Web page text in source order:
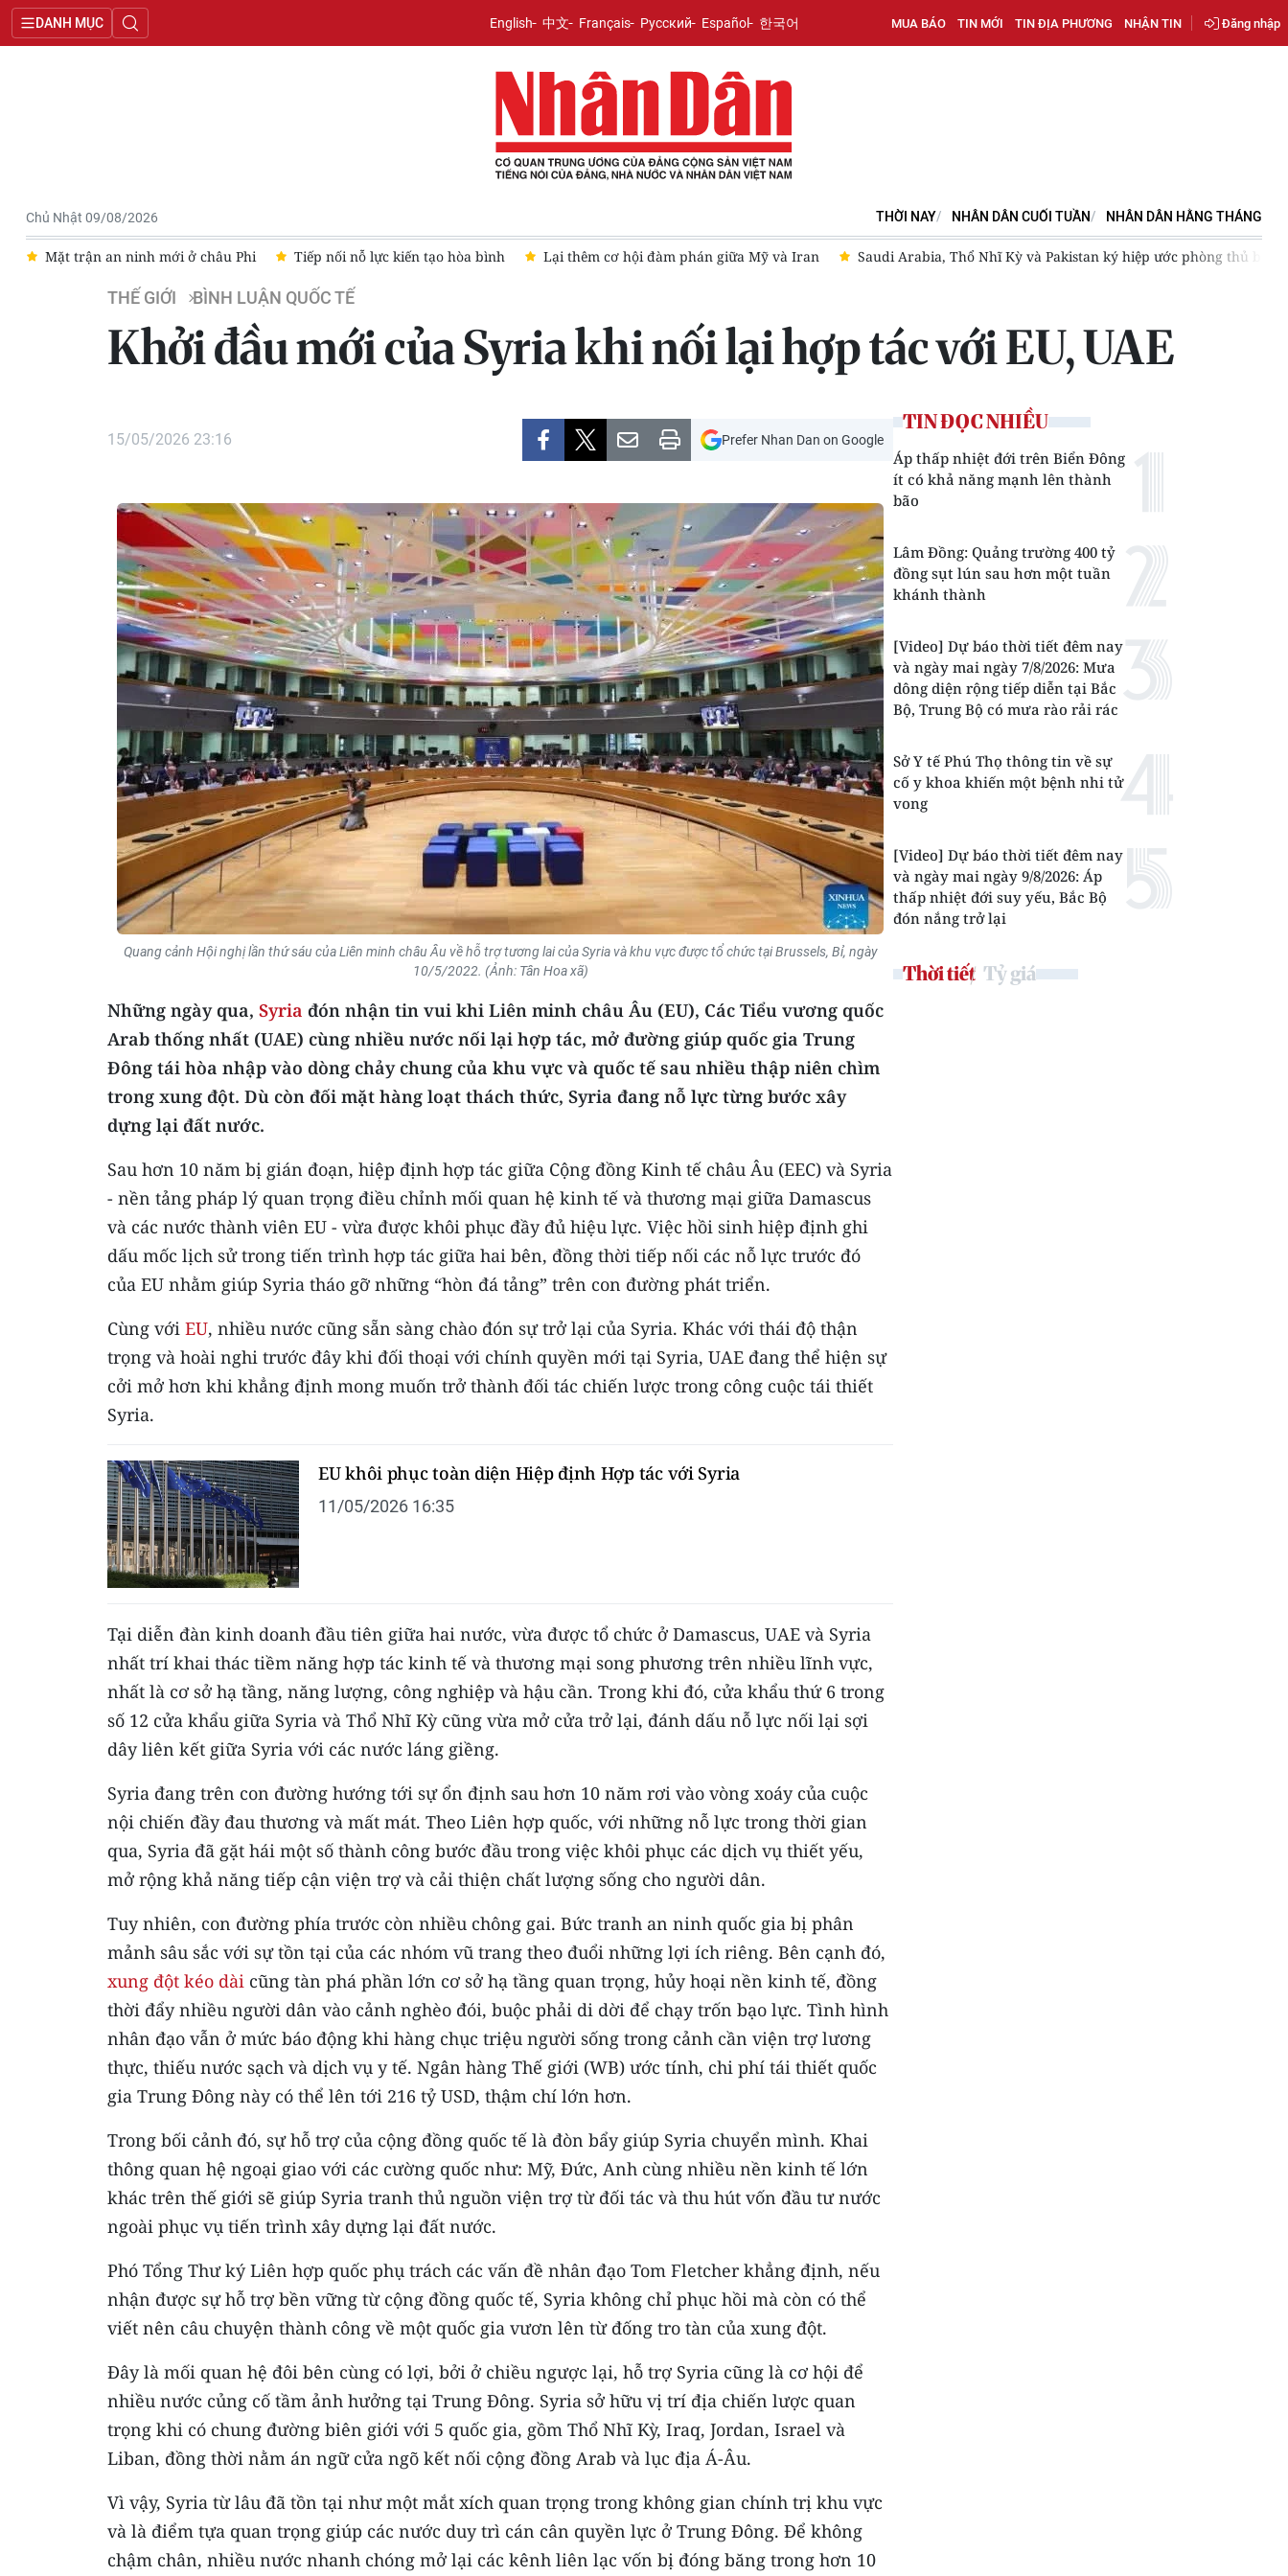
DANH MỤC English 中文 Français Русский Español 한국어 MUA BÁO TIN MỚI TIN ĐỊA PHƯƠNG NHẬN TIN Đăng nhập
Chủ Nhật 09/08/2026 THỜI NAY NHÂN DÂN CUỐI TUẦN NHÂN DÂN HẰNG THÁNG
Mặt trận an ninh mới ở châu Phi Tiếp nối nỗ lực kiến tạo hòa bình Lại thêm cơ hội đàm phán giữa Mỹ và Iran Saudi Arabia, Thổ Nhĩ Kỳ và Pakistan ký hiệp ước phòng thủ ba bên -
THẾ GIỚI BÌNH LUẬN QUỐC TẾ
Khởi đầu mới của Syria khi nối lại hợp tác với EU, UAE
15/05/2026 23:16 Prefer Nhan Dan on Google
Quang cảnh Hội nghị lần thứ sáu của Liên minh châu Âu về hỗ trợ tương lai của Syria và khu vực được tổ chức tại Brussels, Bỉ, ngày
10/5/2022. (Ảnh: Tân Hoa xã)
Những ngày qua, Syria đón nhận tin vui khi Liên minh châu Âu (EU), Các Tiểu vương quốc
Arab thống nhất (UAE) cùng nhiều nước nối lại hợp tác, mở đường giúp quốc gia Trung
Đông tái hòa nhập vào dòng chảy chung của khu vực và quốc tế sau nhiều thập niên chìm
trong xung đột. Dù còn đối mặt hàng loạt thách thức, Syria đang nỗ lực từng bước xây
dựng lại đất nước.
Sau hơn 10 năm bị gián đoạn, hiệp định hợp tác giữa Cộng đồng Kinh tế châu Âu (EEC) và Syria
- nền tảng pháp lý quan trọng điều chỉnh mối quan hệ kinh tế và thương mại giữa Damascus
và các nước thành viên EU - vừa được khôi phục đầy đủ hiệu lực. Việc hồi sinh hiệp định ghi
dấu mốc lịch sử trong tiến trình hợp tác giữa hai bên, đồng thời tiếp nối các nỗ lực trước đó
của EU nhằm giúp Syria tháo gỡ những “hòn đá tảng” trên con đường phát triển.
Cùng với EU, nhiều nước cũng sẵn sàng chào đón sự trở lại của Syria. Khác với thái độ thận
trọng và hoài nghi trước đây khi đối thoại với chính quyền mới tại Syria, UAE đang thể hiện sự
cởi mở hơn khi khẳng định mong muốn trở thành đối tác chiến lược trong công cuộc tái thiết
Syria.
EU khôi phục toàn diện Hiệp định Hợp tác với Syria
11/05/2026 16:35
Tại diễn đàn kinh doanh đầu tiên giữa hai nước, vừa được tổ chức ở Damascus, UAE và Syria
nhất trí khai thác tiềm năng hợp tác kinh tế và thương mại song phương trên nhiều lĩnh vực,
nhất là cơ sở hạ tầng, năng lượng, công nghiệp và hậu cần. Trong khi đó, cửa khẩu thứ 6 trong
số 12 cửa khẩu giữa Syria và Thổ Nhĩ Kỳ cũng vừa mở cửa trở lại, đánh dấu nỗ lực nối lại sợi
dây liên kết giữa Syria với các nước láng giềng.
Syria đang trên con đường hướng tới sự ổn định sau hơn 10 năm rơi vào vòng xoáy của cuộc
nội chiến đầy đau thương và mất mát. Theo Liên hợp quốc, với những nỗ lực trong thời gian
qua, Syria đã gặt hái một số thành công bước đầu trong việc khôi phục các dịch vụ thiết yếu,
mở rộng khả năng tiếp cận viện trợ và cải thiện chất lượng sống cho người dân.
Tuy nhiên, con đường phía trước còn nhiều chông gai. Bức tranh an ninh quốc gia bị phân
mảnh sâu sắc với sự tồn tại của các nhóm vũ trang theo đuổi những lợi ích riêng. Bên cạnh đó,
xung đột kéo dài cũng tàn phá phần lớn cơ sở hạ tầng quan trọng, hủy hoại nền kinh tế, đồng
thời đẩy nhiều người dân vào cảnh nghèo đói, buộc phải di dời để chạy trốn bạo lực. Tình hình
nhân đạo vẫn ở mức báo động khi hàng chục triệu người sống trong cảnh cần viện trợ lương
thực, thiếu nước sạch và dịch vụ y tế. Ngân hàng Thế giới (WB) ước tính, chi phí tái thiết quốc
gia Trung Đông này có thể lên tới 216 tỷ USD, thậm chí lớn hơn.
Trong bối cảnh đó, sự hỗ trợ của cộng đồng quốc tế là đòn bẩy giúp Syria chuyển mình. Khai
thông quan hệ ngoại giao với các cường quốc như: Mỹ, Đức, Anh cùng nhiều nền kinh tế lớn
khác trên thế giới sẽ giúp Syria tranh thủ nguồn viện trợ từ đối tác và thu hút vốn đầu tư nước
ngoài phục vụ tiến trình xây dựng lại đất nước.
Phó Tổng Thư ký Liên hợp quốc phụ trách các vấn đề nhân đạo Tom Fletcher khẳng định, nếu
nhận được sự hỗ trợ bền vững từ cộng đồng quốc tế, Syria không chỉ phục hồi mà còn có thể
viết nên câu chuyện thành công về một quốc gia vươn lên từ đống tro tàn của xung đột.
Đây là mối quan hệ đôi bên cùng có lợi, bởi ở chiều ngược lại, hỗ trợ Syria cũng là cơ hội để
nhiều nước củng cố tầm ảnh hưởng tại Trung Đông. Syria sở hữu vị trí địa chiến lược quan
trọng khi có chung đường biên giới với 5 quốc gia, gồm Thổ Nhĩ Kỳ, Iraq, Jordan, Israel và
Liban, đồng thời nằm án ngữ cửa ngõ kết nối cộng đồng Arab và lục địa Á-Âu.
Vì vậy, Syria từ lâu đã tồn tại như một mắt xích quan trọng trong không gian chính trị khu vực
và là điểm tựa quan trọng giúp các nước duy trì cán cân quyền lực ở Trung Đông. Để không
chậm chân, nhiều nước nhanh chóng mở lại các kênh liên lạc vốn bị đóng băng trong hơn 10
TIN ĐỌC NHIỀU
Áp thấp nhiệt đới trên Biển Đông
ít có khả năng mạnh lên thành
bão
Lâm Đồng: Quảng trường 400 tỷ
đồng sụt lún sau hơn một tuần
khánh thành
[Video] Dự báo thời tiết đêm nay
và ngày mai ngày 7/8/2026: Mưa
dông diện rộng tiếp diễn tại Bắc
Bộ, Trung Bộ có mưa rào rải rác
Sở Y tế Phú Thọ thông tin về sự
cố y khoa khiến một bệnh nhi tử
vong
[Video] Dự báo thời tiết đêm nay
và ngày mai ngày 9/8/2026: Áp
thấp nhiệt đới suy yếu, Bắc Bộ
đón nắng trở lại
Thời tiết Tỷ giá